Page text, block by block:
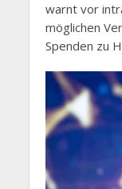
warnt vor
möglichen
Spenden zu